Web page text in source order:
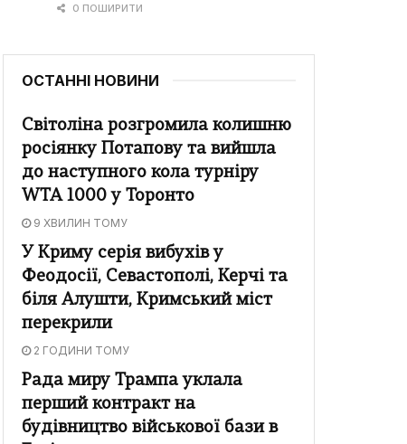
0 ПОШИРИТИ
ОСТАННІ НОВИНИ
Світоліна розгромила колишню
росіянку Потапову та вийшла
до наступного кола турніру
WTA 1000 у Торонто
9 ХВИЛИН ТОМУ
У Криму серія вибухів у
Феодосії, Севастополі, Керчі та
біля Алушти, Кримський міст
перекрили
2 ГОДИНИ ТОМУ
Рада миру Трампа уклала
перший контракт на
будівництво військової бази в